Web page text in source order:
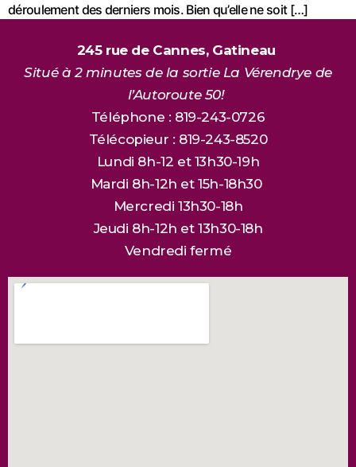
déroulement des derniers mois. Bien qu’elle ne soit […]
245 rue de Cannes, Gatineau
Situé à 2 minutes de la sortie La Vérendrye de
l’Autoroute 50!
Téléphone : 819-243-0726
Télécopieur : 819-243-8520
Lundi 8h-12 et 13h30-19h
Mardi 8h-12h et 15h-18h30
Mercredi 13h30-18h
Jeudi 8h-12h et 13h30-18h
Vendredi fermé